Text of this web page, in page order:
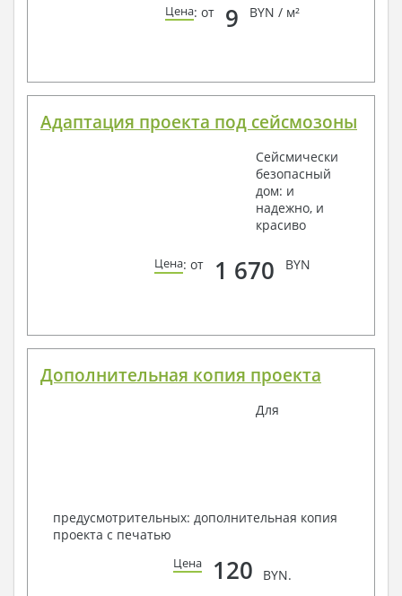
Цена: от 9 BYN / м²
Адаптация проекта под сейсмозоны
Сейсмически
безопасный
дом: и
надежно, и
красиво
Цена: от 1 670 BYN
Дополнительная копия проекта
Для
предусмотрительных: дополнительная копия
проекта с печатью
Цена 120 BYN.